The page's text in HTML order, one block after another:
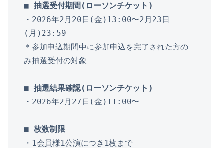
■ 抽選受付期間(ローソンチケット)
・2026年2月20日(金)13:00〜2月23日
(月)23:59
＊参加申込期間中に参加申込を完了された方の
み抽選受付の対象
■ 抽選結果確認(ローソンチケット)
・2026年2月27日(金)11:00〜
■ 枚数制限
・1会員様1公演につき1枚まで